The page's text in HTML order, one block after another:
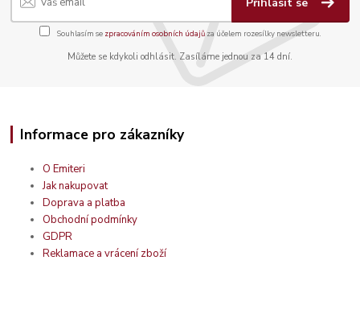
Souhlasím se zpracováním osobních údajůza účelem rozesílky newsletteru.
Můžete se kdykoli odhlásit. Zasíláme jednou za 14 dní.
Informace pro zákazníky
O Emiteri
Jak nakupovat
Doprava a platba
Obchodní podmínky
GDPR
Reklamace a vrácení zboží